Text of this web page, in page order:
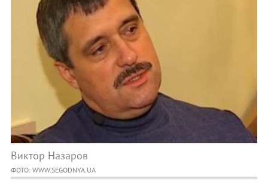
Виктор Назаров
ФОТО: WWW.SEGODNYA.UA